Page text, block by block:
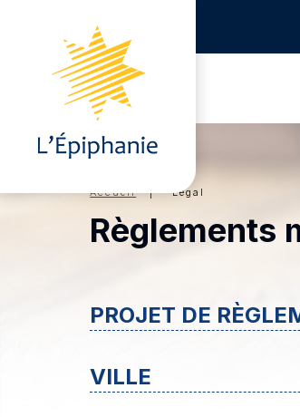
Accueil| Légal
Règlements
PROJET DE
VILLE